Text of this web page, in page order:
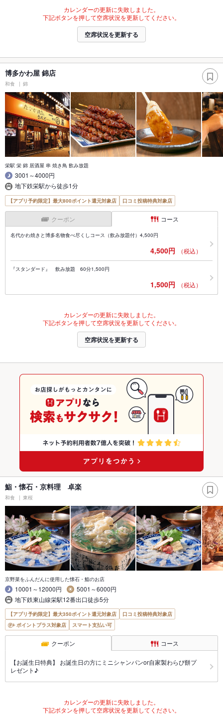
カレンダーの更新に失敗しました。
下記ボタンを押して空席状況を更新してください。
空席状況を更新する
博多かわ屋 錦店
和食 錦
栄駅 栄 錦 居酒屋 串 焼き鳥 飲み放題
3001～4000円
地下鉄栄駅から徒歩1分
【アプリ予約限定】最大800ポイント還元対象店 口コミ投稿特典対象店
クーポン コース
名代かわ焼きと博多名物食べ尽くしコース（飲み放題付）4,500円
4,500円 （税込）
『スタンダード』 飲み放題 60分1,500円
1,500円 （税込）
カレンダーの更新に失敗しました。
下記ボタンを押して空席状況を更新してください。
空席状況を更新する
鮨・懐石・京料理 卓楽
和食 東桜
京野菜をふんだんに使用した懐石・鮨のお店
10001～12000円
5001～6000円
地下鉄東山線栄駅12番出口徒歩5分
【アプリ予約限定】最大350ポイント還元対象店
口コミ投稿特典対象店
ポイントプラス対象店
スマート支払い可
クーポン コース
【お誕生日特典】 お誕生日の方にミニシャンパンor自家製わらび餅プ
レゼント♪
カレンダーの更新に失敗しました。
下記ボタンを押して空席状況を更新してください。